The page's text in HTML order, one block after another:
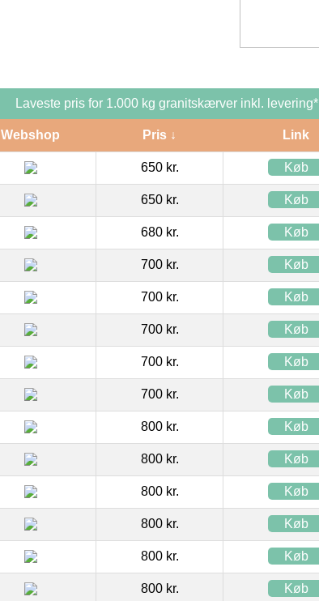
Laveste pris for 1.000 kg granitskærver inkl. levering*
Webshop Pris ↓ Link
650 kr. Køb
650 kr. Køb
680 kr. Køb
700 kr. Køb
700 kr. Køb
700 kr. Køb
700 kr. Køb
700 kr. Køb
800 kr. Køb
800 kr. Køb
800 kr. Køb
800 kr. Køb
800 kr. Køb
800 kr. Køb